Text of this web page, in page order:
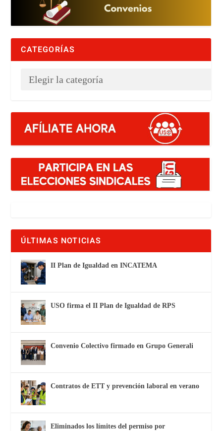
CATEGORÍAS
ÚLTIMAS NOTICIAS
II Plan de Igualdad en INCATEMA
USO firma el II Plan de Igualdad de RPS
Convenio Colectivo firmado en Grupo Generali
Contratos de ETT y prevención laboral en verano
Eliminados los límites del permiso por